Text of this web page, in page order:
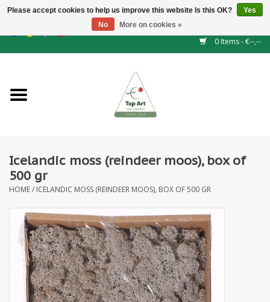
GBP/CHF
0 Items - €--,--
NEW!
Floral supplies
Artificial flowers
Artificial Plants
Leaf - and Berry branches
Artificial fruit
Icelandic moss (reindeer moos), box of
500 gr
HOME/ ICELANDIC MOSS (REINDEER MOOS), BOX OF 500 GR
Please accept cookies to help us improve this website Is this OK?
Yes
No
More on cookies »